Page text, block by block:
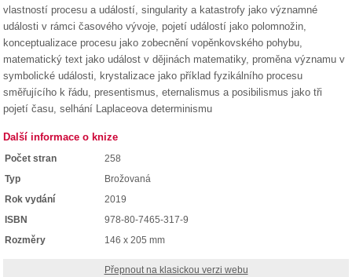
vlastností procesu a událostí, singularity a katastrofy jako významné
události v rámci časového vývoje, pojetí událostí jako polomnožin,
konceptualizace procesu jako zobecnění vopěnkovského pohybu,
matematický text jako událost v dějinách matematiky, proměna významu v
symbolické události, krystalizace jako příklad fyzikálního procesu
směřujícího k řádu, presentismus, eternalismus a posibilismus jako tři
pojetí času, selhání Laplaceova determinismu
Další informace o knize
Počet stran
258
Typ
Brožovaná
Rok vydání
2019
ISBN
978-80-7465-317-9
Rozměry
146 x 205 mm
Přepnout na klasickou verzi webu